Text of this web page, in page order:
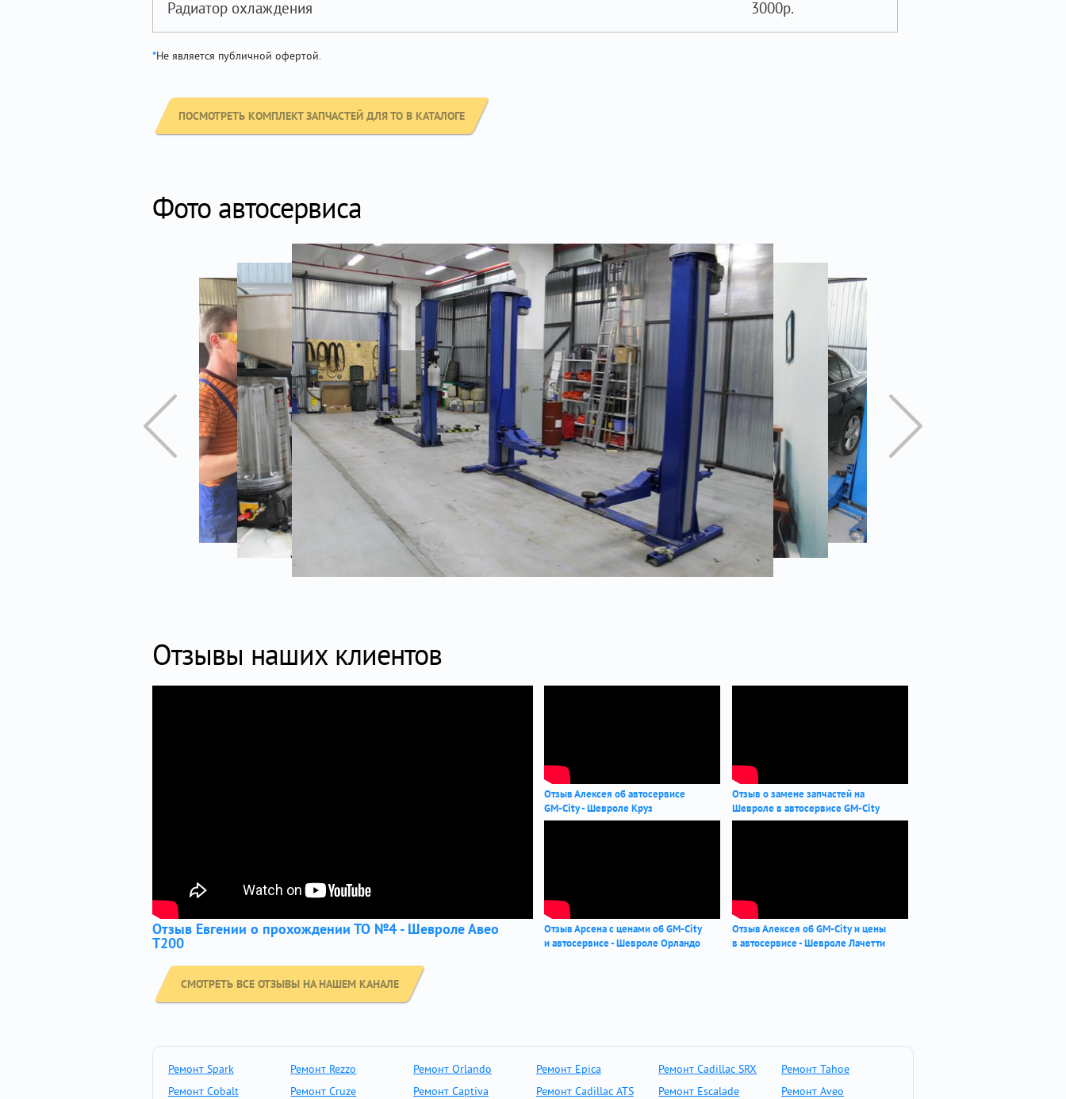
Радиатор охлаждения 3000р.
*Не является публичной офертой.
ПОСМОТРЕТЬ КОМПЛЕКТ ЗАПЧАСТЕЙ ДЛЯ ТО В КАТАЛОГЕ
Фото автосервиса
Отзывы наших клиентов
Отзыв Евгении о прохождении ТО №4 - Шевроле Авео
Т200
Отзыв Алексея об автосервисе
GM-City - Шевроле Круз
Отзыв о замене запчастей на
Шевроле в автосервисе GM-City
Отзыв Арсена с ценами об GM-City
и автосервисе - Шевроле Орландо
Отзыв Алексея об GM-City и цены
в автосервисе - Шевроле Лачетти
СМОТРЕТЬ ВСЕ ОТЗЫВЫ НА НАШЕМ КАНАЛЕ
Ремонт Spark Ремонт Rezzo Ремонт Orlando Ремонт Epica Ремонт Cadillac SRX
Ремонт Tahoe
Ремонт Cobalt
Ремонт Cruze Ремонт Captiva Ремонт Cadillac ATS Ремонт Escalade
Ремонт Aveo